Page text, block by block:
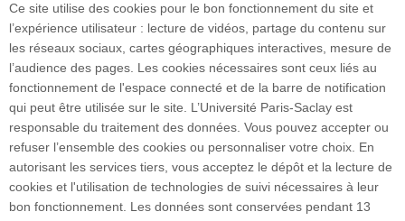
Plan du site
Accueil des publics internationaux
POLYTECH PARIS-SACLAY
Maison de l'ingénieur - Bâtiment 620
15, Rue Joliot-Curie
Ce site utilise des cookies pour le bon fonctionnement du site et
l’expérience utilisateur : lecture de vidéos, partage du contenu sur
les réseaux sociaux, cartes géographiques interactives, mesure de
l’audience des pages. Les cookies nécessaires sont ceux liés au
fonctionnement de l'espace connecté et de la barre de notification
qui peut être utilisée sur le site. L’Université Paris-Saclay est
responsable du traitement des données. Vous pouvez accepter ou
refuser l’ensemble des cookies ou personnaliser votre choix. En
autorisant les services tiers, vous acceptez le dépôt et la lecture de
cookies et l'utilisation de technologies de suivi nécessaires à leur
bon fonctionnement. Les données sont conservées pendant 13